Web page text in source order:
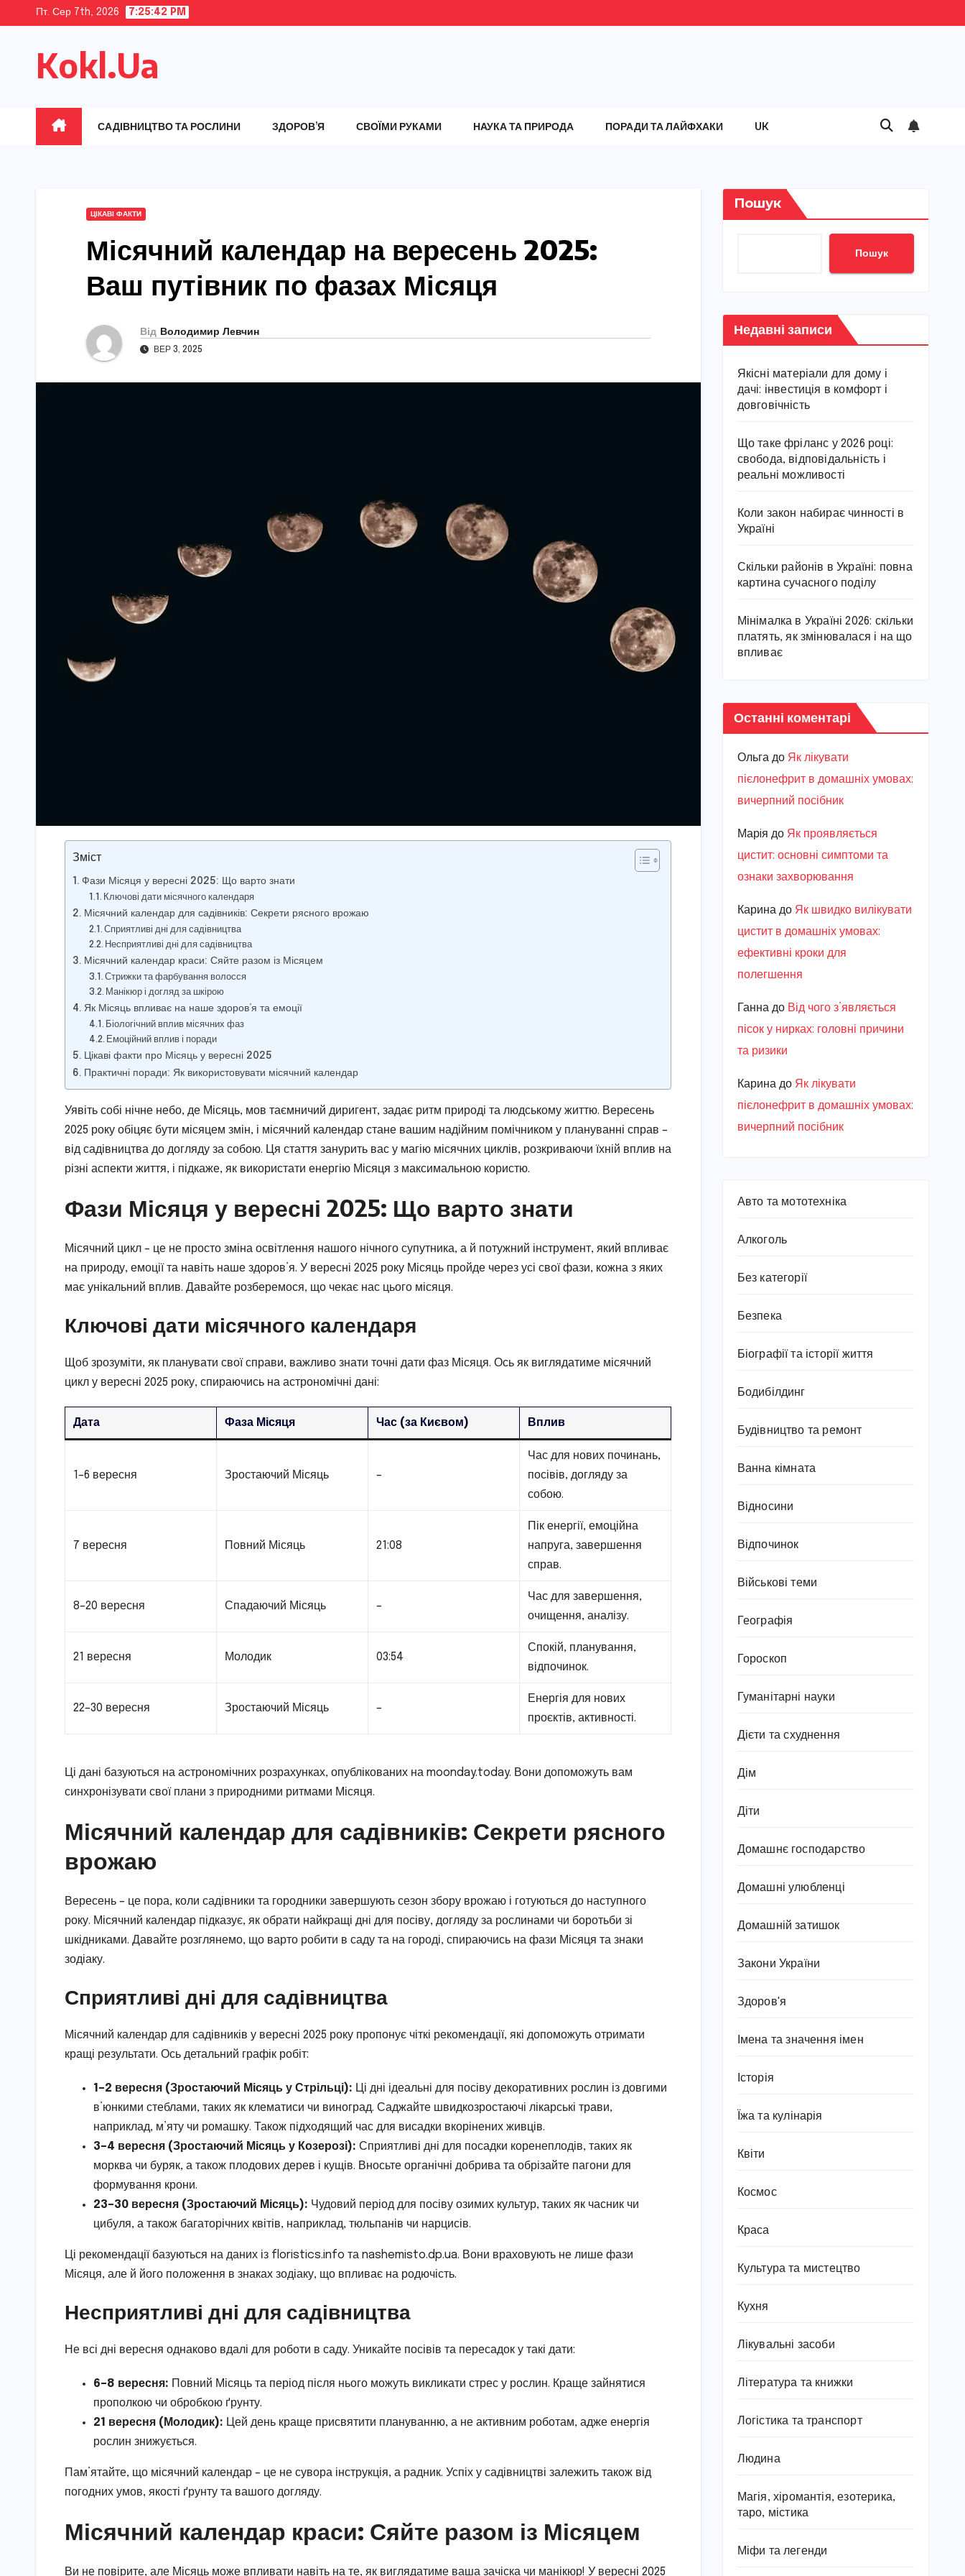
content
Пт. Сер 7th, 2026 7:25:43 PM
Kokl.Ua
САДІВНИЦТВО ТА РОСЛИНИ ЗДОРОВ’Я СВОЇМИ РУКАМИ НАУКА ТА ПРИРОДА ПОРАДИ ТА ЛАЙФХАКИ UK
ЦІКАВІ ФАКТИ
Місячний календар на вересень 2025:
Ваш путівник по фазах Місяця
Від Володимир Левчин
ВЕР 3, 2025
Зміст
Фази Місяця у вересні 2025: Що варто знати
Ключові дати місячного календаря
Місячний календар для садівників: Секрети рясного врожаю
Сприятливі дні для садівництва
Несприятливі дні для садівництва
Місячний календар краси: Сяйте разом із Місяцем
Стрижки та фарбування волосся
Манікюр і догляд за шкірою
Як Місяць впливає на наше здоров’я та емоції
Біологічний вплив місячних фаз
Емоційний вплив і поради
Цікаві факти про Місяць у вересні 2025
Практичні поради: Як використовувати місячний календар
Уявіть собі нічне небо, де Місяць, мов таємничий диригент, задає ритм природі та людському життю. Вересень
2025 року обіцяє бути місяцем змін, і місячний календар стане вашим надійним помічником у плануванні справ –
від садівництва до догляду за собою. Ця стаття занурить вас у магію місячних циклів, розкриваючи їхній вплив на
різні аспекти життя, і підкаже, як використати енергію Місяця з максимальною користю.
Фази Місяця у вересні 2025: Що варто знати
Місячний цикл – це не просто зміна освітлення нашого нічного супутника, а й потужний інструмент, який впливає
на природу, емоції та навіть наше здоров’я. У вересні 2025 року Місяць пройде через усі свої фази, кожна з яких
має унікальний вплив. Давайте розберемося, що чекає нас цього місяця.
Ключові дати місячного календаря
Щоб зрозуміти, як планувати свої справи, важливо знати точні дати фаз Місяця. Ось як виглядатиме місячний
цикл у вересні 2025 року, спираючись на астрономічні дані:
Дата Фаза Місяця Час (за Києвом) Вплив
1–6 вересня Зростаючий Місяць –
Час для нових починань,
посівів, догляду за
собою.
7 вересня Повний Місяць 21:08
Пік енергії, емоційна
напруга, завершення
справ.
8–20 вересня Спадаючий Місяць –
Час для завершення,
очищення, аналізу.
21 вересня Молодик 03:54
Спокій, планування,
відпочинок.
22–30 вересня Зростаючий Місяць –
Енергія для нових
проєктів, активності.
Ці дані базуються на астрономічних розрахунках, опублікованих на moonday.today. Вони допоможуть вам
синхронізувати свої плани з природними ритмами Місяця.
Місячний календар для садівників: Секрети рясного
врожаю
Вересень – це пора, коли садівники та городники завершують сезон збору врожаю і готуються до наступного
року. Місячний календар підказує, як обрати найкращі дні для посіву, догляду за рослинами чи боротьби зі
шкідниками. Давайте розглянемо, що варто робити в саду та на городі, спираючись на фази Місяця та знаки
зодіаку.
Сприятливі дні для садівництва
Місячний календар для садівників у вересні 2025 року пропонує чіткі рекомендації, які допоможуть отримати
кращі результати. Ось детальний графік робіт:
1–2 вересня (Зростаючий Місяць у Стрільці): Ці дні ідеальні для посіву декоративних рослин із довгими
в’юнкими стеблами, таких як клематиси чи виноград. Саджайте швидкозростаючі лікарські трави,
наприклад, м’яту чи ромашку. Також підходящий час для висадки вкорінених живців.
3–4 вересня (Зростаючий Місяць у Козерозі): Сприятливі дні для посадки коренеплодів, таких як
морква чи буряк, а також плодових дерев і кущів. Вносьте органічні добрива та обрізайте пагони для
формування крони.
23–30 вересня (Зростаючий Місяць): Чудовий період для посіву озимих культур, таких як часник чи
цибуля, а також багаторічних квітів, наприклад, тюльпанів чи нарцисів.
Ці рекомендації базуються на даних із floristics.info та nashemisto.dp.ua. Вони враховують не лише фази
Місяця, але й його положення в знаках зодіаку, що впливає на родючість.
Несприятливі дні для садівництва
Не всі дні вересня однаково вдалі для роботи в саду. Уникайте посівів та пересадок у такі дати:
6–8 вересня: Повний Місяць та період після нього можуть викликати стрес у рослин. Краще зайнятися
прополкою чи обробкою ґрунту.
21 вересня (Молодик): Цей день краще присвятити плануванню, а не активним роботам, адже енергія
рослин знижується.
Пам’ятайте, що місячний календар – це не сувора інструкція, а радник. Успіх у садівництві залежить також від
погодних умов, якості ґрунту та вашого догляду.
Місячний календар краси: Сяйте разом із Місяцем
Ви не повірите, але Місяць може впливати навіть на те, як виглядатиме ваша зачіска чи манікюр! У вересні 2025
Пошук
Пошук
Недавні записи
Якісні матеріали для дому і
дачі: інвестиція в комфорт і
довговічність
Що таке фріланс у 2026 році:
свобода, відповідальність і
реальні можливості
Коли закон набирає чинності в
Україні
Скільки районів в Україні: повна
картина сучасного поділу
Мінімалка в Україні 2026: скільки
платять, як змінювалася і на що
впливає
Останні коментарі
Ольгадо Як лікувати
пієлонефрит в домашніх умовах:
вичерпний посібник
Марiя до Як проявляється
цистит: основні симптоми та
ознаки захворювання
Каринадо Як швидко вилікувати
цистит в домашніх умовах:
ефективні кроки для
полегшення
Ганнадо Від чого з’являється
пісок у нирках: головні причини
та ризики
Каринадо Як лікувати
пієлонефрит в домашніх умовах:
вичерпний посібник
Авто та мототехніка
Алкоголь
Без категорії
Безпека
Біографії та історії життя
Бодибілдинг
Будівництво та ремонт
Ванна кімната
Відносини
Відпочинок
Військові теми
Географія
Гороскоп
Гуманітарні науки
Дієти та схуднення
Дім
Діти
Домашнє господарство
Домашні улюбленці
Домашній затишок
Закони України
Здоров'я
Імена та значення імен
Історія
Їжа та кулінарія
Квіти
Космос
Краса
Культура та мистецтво
Кухня
Лікувальні засоби
Література та книжки
Логістика та транспорт
Людина
Магія, хіромантія, езотерика,
таро, містика
Міфи та легенди